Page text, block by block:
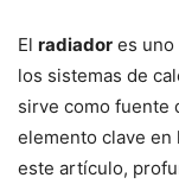
El radiador es uno
los sistemas de
sirve como fuente
elemento clave en
este artículo,